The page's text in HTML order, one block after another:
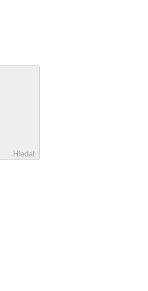
Hledat